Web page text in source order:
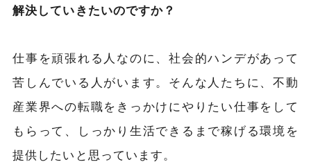
解決していきたいのですか？
仕事を頑張れる人なのに、社会的ハンデがあって
苦しんでいる人がいます。そんな人たちに、不動
産業界への転職をきっかけにやりたい仕事をして
もらって、しっかり生活できるまで稼げる環境を
提供したいと思っています。